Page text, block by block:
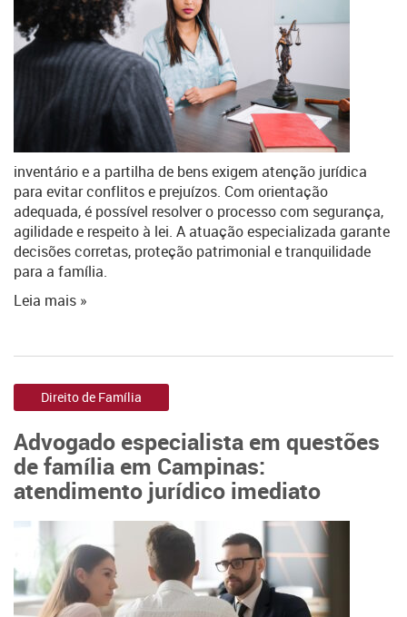
inventário e a partilha de bens exigem atenção jurídica
para evitar conflitos e prejuízos. Com orientação
adequada, é possível resolver o processo com segurança,
agilidade e respeito à lei. A atuação especializada garante
decisões corretas, proteção patrimonial e tranquilidade
para a família.
Leia mais »
Direito de Família
Advogado especialista em questões
de família em Campinas:
atendimento jurídico imediato